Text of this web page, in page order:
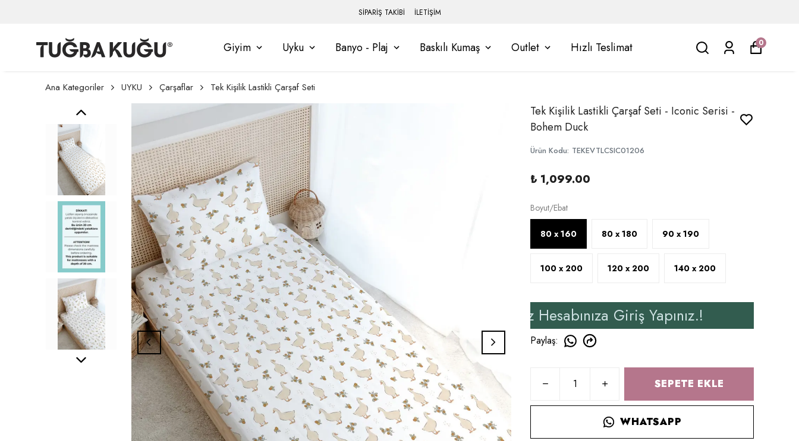
SİPARİŞ TAKİBİ İLETİŞİM
Giyim Uyku Banyo - Plaj Baskılı Kumaş Outlet Hızlı Teslimat 0
Ana Kategoriler UYKU Çarşaflar Tek Kişilik Lastikli Çarşaf Seti
Tek Kişilik Lastikli Çarşaf Seti - Iconic Serisi -
Bohem Duck
Ürün Kodu: TEKEVTLCSIC01206
₺ 1,099.00
Boyut/Ebat
80 x 160 80 x 180 90 x 190
100 x 200 120 x 200 140 x 200
Yararlanmak İçin Üyelik İşleminizi Tamamlayınız, Üye İseniz Hesabınıza Giriş Yapınız.!
Paylaş:
SEPETE EKLE
WHATSAPP